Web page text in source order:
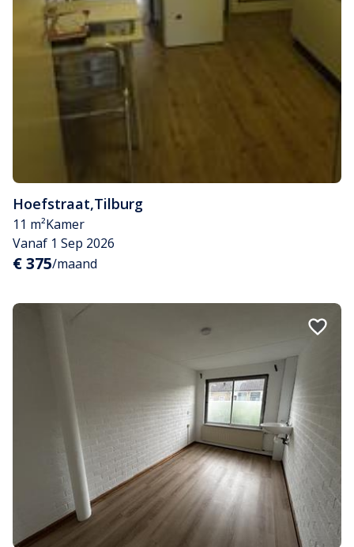
Hoefstraat,Tilburg
11 m²Kamer
Vanaf 1 Sep 2026
€ 375/maand